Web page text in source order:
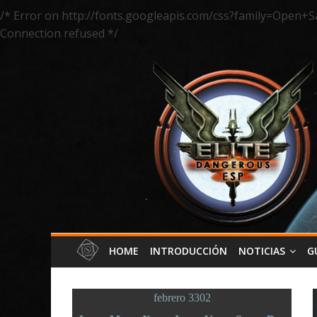
/* Error on http://fonts.googleapis.com/
Connection refused */
HOME INTRODUCCIÓN NOTICIAS
febrero 3302